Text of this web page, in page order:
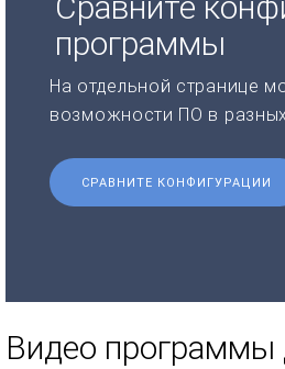
программы
На отдельной странице
возможности ПО в
СРАВНИТЕ КОНФИГУРАЦИИ
Видео программы